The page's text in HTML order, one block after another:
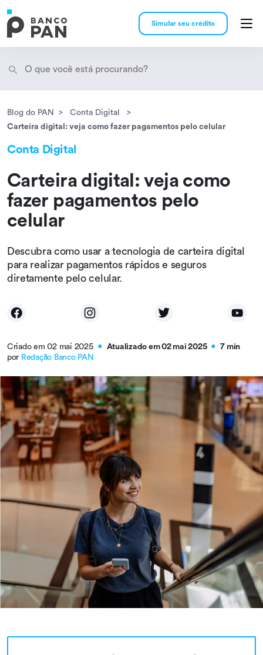
Simular seu crédito
Encontramosresultados
Blog do PAN
Conta Digital
Carteira digital: veja como fazer pagamentos pelo celular
Conta Digital
Carteira digital: veja como
fazer pagamentos pelo
celular
Descubra como usar a tecnologia de carteira digital
para realizar pagamentos rápidos e seguros
diretamente pelo celular.
Criado em 02 mai 2025 ● Atualizado em 02 mai 2025 ●
7 min
por Redação Banco PAN